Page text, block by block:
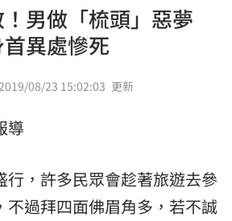
男做「梳頭」惡夢
異處慘死
2019/08/23 15:02:03 更新
導
行，許多民眾會趁著旅遊去參
不過拜四面佛眉角多，若不誠